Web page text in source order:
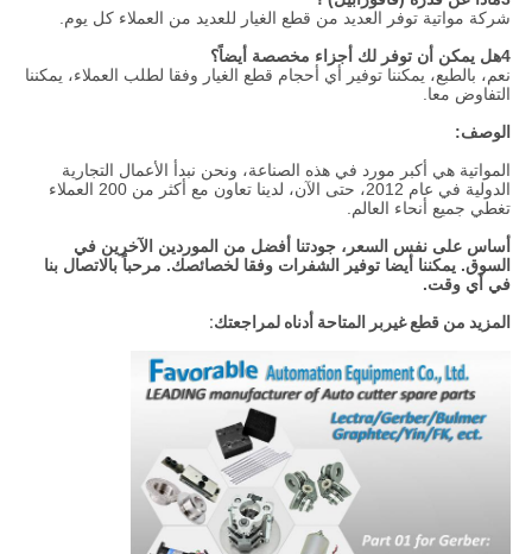
شركة مواتية توفر العديد من قطع الغيار للعديد من العملاء كل يوم.
4هل يمكن أن توفر لك أجزاء مخصصة أيضاً؟
نعم، بالطبع، يمكننا توفير أي أحجام قطع الغيار وفقا لطلب العملاء، يمكننا
التفاوض معا.
الوصف:
المواتية هي أكبر مورد في هذه الصناعة، ونحن نبدأ الأعمال التجارية
الدولية في عام 2012، حتى الآن، لدينا تعاون مع أكثر من 200 العملاء
تغطي جميع أنحاء العالم.
أساس على نفس السعر، جودتنا أفضل من الموردين الآخرين في
السوق. يمكننا أيضا توفير الشفرات وفقا لخصائصك. مرحباً بالاتصال بنا
في أي وقت.
المزيد من قطع غيربر المتاحة أدناه لمراجعتك: